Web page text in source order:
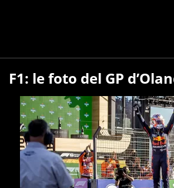
F1: le foto del GP